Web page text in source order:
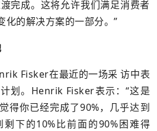
完成。这将允许我们满足消费者
化的解决方案的一部分。”
Fisker在最近的一场采 访中表
划。Henrik Fisker表示：“这是
得你已经完成了90%，几乎达到
下的10%比前面的90%困难得